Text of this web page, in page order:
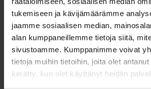
tukemiseen ja kävijämäärämme
jaamme sosiaalisen median,
alan kumppaneillemme tietoja siitä,
sivustoamme. Kumppanimme voivat
tietoja muihin tietoihin, joita olet
kerätty, kun olet käyttänyt heidän
30. huhtikuuta 2026|4 min